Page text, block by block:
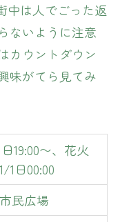
中は人でごった返
ないように注意
カウントダウン
味がてら見てみ
19:00〜、花火
1日00:00
民広場